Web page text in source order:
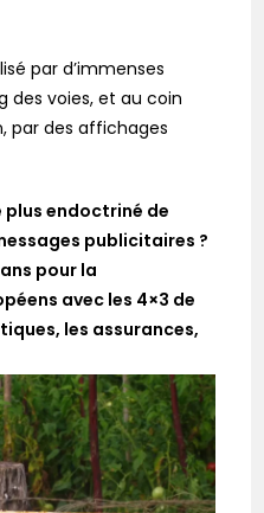
par d’immenses
des voies, et au coin
par des affichages
plus endoctriné de
publicitaires ?
pour la
avec les 4×3 de
les assurances,